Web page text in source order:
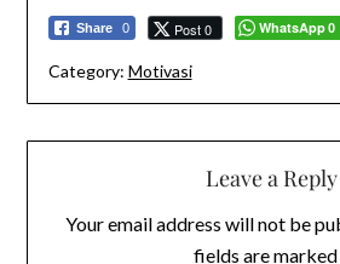
Share 0 Post 0 WhatsApp 0
Category: Motivasi
Leave a Reply
Your email address will not be
fields are marked